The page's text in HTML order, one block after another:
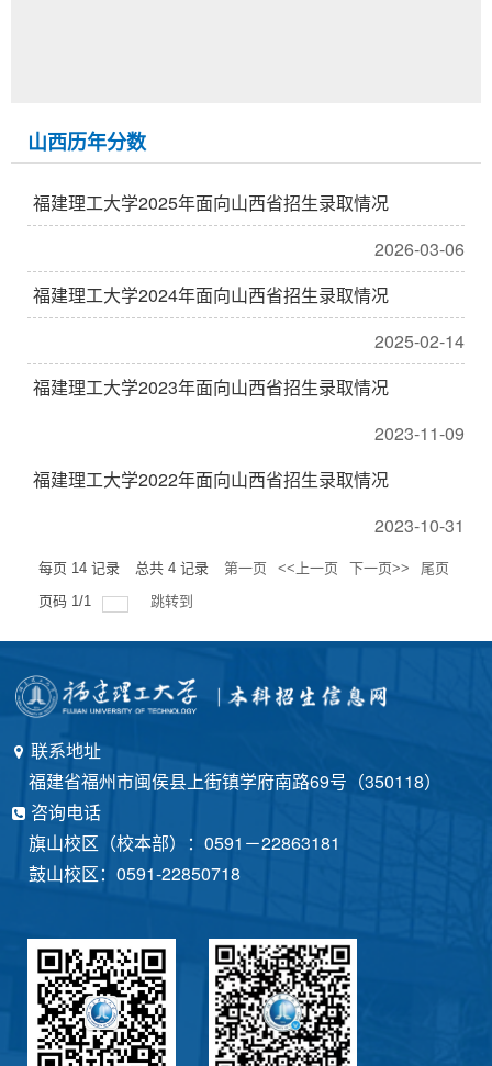
山西历年分数
福建理工大学2025年面向山西省招生录取情况
2026-03-06
福建理工大学2024年面向山西省招生录取情况
2025-02-14
福建理工大学2023年面向山西省招生录取情况
2023-11-09
福建理工大学2022年面向山西省招生录取情况
2023-10-31
每页 14 记录 总共 4 记录 第一页 <<上一页 下一页>>
尾页
页码 1/1 跳转到
联系地址
福建省福州市闽侯县上街镇学府南路69号（350118）
咨询电话
旗山校区（校本部）：0591－22863181
鼓山校区：0591-22850718